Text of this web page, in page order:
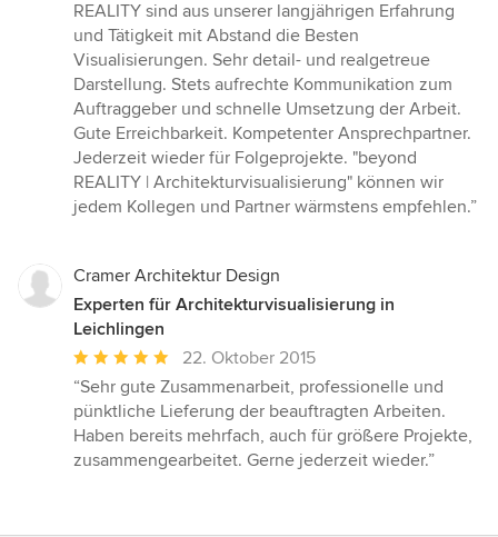
5
von
5
Sternen
REALITY sind aus unserer langjährigen Erfahrung
und Tätigkeit mit Abstand die Besten
Visualisierungen. Sehr detail- und realgetreue
Darstellung. Stets aufrechte Kommunikation zum
Auftraggeber und schnelle Umsetzung der Arbeit.
Gute Erreichbarkeit. Kompetenter Ansprechpartner.
Jederzeit wieder für Folgeprojekte. "beyond
REALITY | Architekturvisualisierung" können wir
jedem Kollegen und Partner wärmstens empfehlen.”
Cramer Architektur Design
Experten für Architekturvisualisierung in
Leichlingen
Durchschnittliche
Bewertung:
5
von
5
22. Oktober 2015
“Sehr gute Zusammenarbeit, professionelle und
pünktliche Lieferung der beauftragten Arbeiten.
Haben bereits mehrfach, auch für größere Projekte,
zusammengearbeitet. Gerne jederzeit wieder.”